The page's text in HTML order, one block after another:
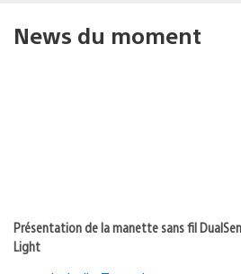
News du moment
Présentation de la manette sans fil
Light